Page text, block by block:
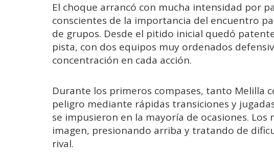
El choque arrancó con mucha intensidad por
conscientes de la importancia del encuentro
de grupos. Desde el pitido inicial quedó
pista, con dos equipos muy ordenados
concentración en cada acción.
Durante los primeros compases, tanto Melilla
peligro mediante rápidas transiciones y
se impusieron en la mayoría de ocasiones.
imagen, presionando arriba y tratando de
rival.